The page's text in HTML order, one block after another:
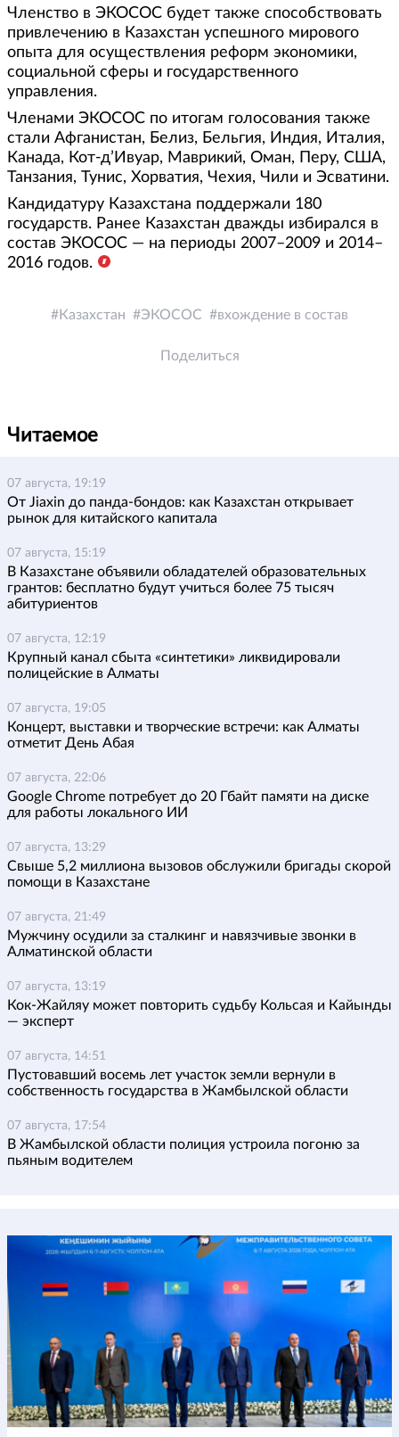
Членство в ЭКОСОС будет также способствовать
привлечению в Казахстан успешного мирового
опыта для осуществления реформ экономики,
социальной сферы и государственного
управления.
Членами ЭКОСОС по итогам голосования также
стали Афганистан, Белиз, Бельгия, Индия, Италия,
Канада, Кот-д’Ивуар, Маврикий, Оман, Перу, США,
Танзания, Тунис, Хорватия, Чехия, Чили и Эсватини.
Кандидатуру Казахстана поддержали 180
государств. Ранее Казахстан дважды избирался в
состав ЭКОСОС — на периоды 2007–2009 и 2014–
2016 годов.
Казахстан ЭКОСОС вхождение в состав
Поделиться
Читаемое
07 августа, 19:19
От Jiaxin до панда-бондов: как Казахстан открывает
рынок для китайского капитала
07 августа, 15:19
В Казахстане объявили обладателей образовательных
грантов: бесплатно будут учиться более 75 тысяч
абитуриентов
07 августа, 12:19
Крупный канал сбыта «синтетики» ликвидировали
полицейские в Алматы
07 августа, 19:05
Концерт, выставки и творческие встречи: как Алматы
отметит День Абая
07 августа, 22:06
Google Chrome потребует до 20 Гбайт памяти на диске
для работы локального ИИ
07 августа, 13:29
Свыше 5,2 миллиона вызовов обслужили бригады скорой
помощи в Казахстане
07 августа, 21:49
Мужчину осудили за сталкинг и навязчивые звонки в
Алматинской области
07 августа, 13:19
Кок-Жайляу может повторить судьбу Кольсая и Кайынды
— эксперт
07 августа, 14:51
Пустовавший восемь лет участок земли вернули в
собственность государства в Жамбылской области
07 августа, 17:54
В Жамбылской области полиция устроила погоню за
пьяным водителем